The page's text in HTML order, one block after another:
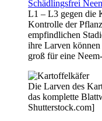
Schädlingsfrei
L1 – L3 gegen die
Kontrolle der
empfindlichen
ihre Larven können
groß für eine
Die Larven des
das komplette
Shutterstock.com]